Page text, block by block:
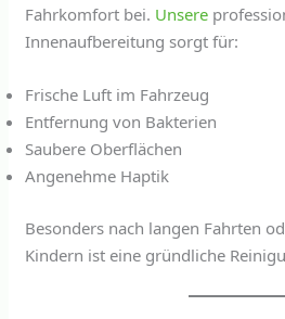
Fahrkomfort bei. Unsere
Innenaufbereitung sorgt für:
Frische Luft im Fahrzeug
Entfernung von Bakterien
Saubere Oberflächen
Angenehme Haptik
Besonders nach langen Fahrten
Kindern ist eine gründliche